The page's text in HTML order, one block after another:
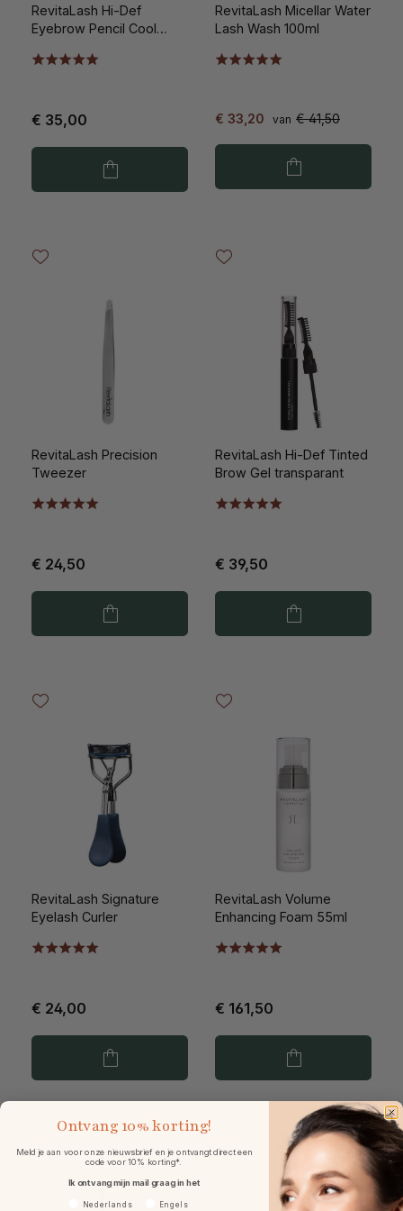
RevitaLash Hi-Def
Eyebrow Pencil Cool
€ 35,00
RevitaLash Micellar Water
Lash Wash 100ml
€ 33,20 van € 41,50
RevitaLash Precision
Tweezer
€ 24,50
RevitaLash Hi-Def Tinted
Brow Gel transparant
€ 39,50
RevitaLash Signature
Eyelash Curler
€ 24,00
RevitaLash Volume
Enhancing Foam 55ml
€ 161,50
Ontvang 10% korting!
Meld je aan voor onze nieuwsbrief en je ontvangt direct een
code voor 10% korting*.
Ik ontvang mijn mail graag in het
Voorkeurtaal
Nederlands Engels